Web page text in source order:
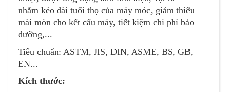
nhằm kéo dài tuổi thọ của máy móc, giảm thiểu
mài mòn cho kết cấu máy, tiết kiệm chi phí bảo
dưỡng,...
Tiêu chuẩn: ASTM, JIS, DIN, ASME, BS, GB,
EN...
Kích thước: